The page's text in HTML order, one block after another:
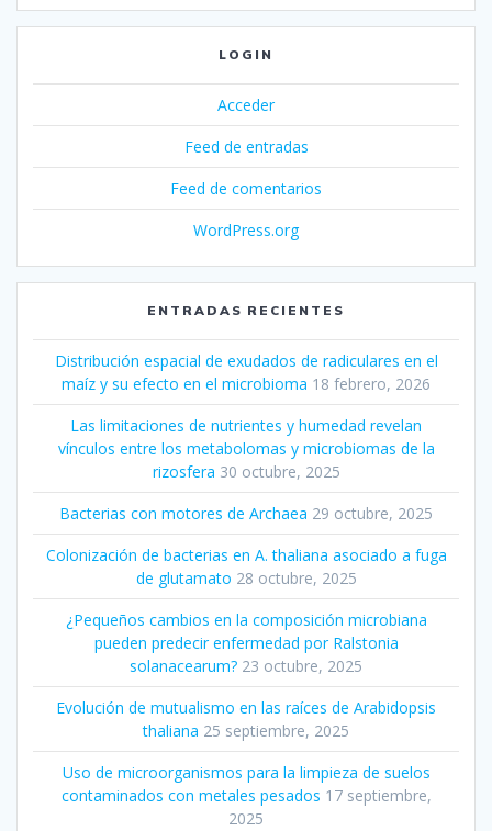
LOGIN
Acceder
Feed de entradas
Feed de comentarios
WordPress.org
ENTRADAS RECIENTES
Distribución espacial de exudados de radiculares en el
maíz y su efecto en el microbioma 18 febrero, 2026
Las limitaciones de nutrientes y humedad revelan
vínculos entre los metabolomas y microbiomas de la
rizosfera 30 octubre, 2025
Bacterias con motores de Archaea 29 octubre, 2025
Colonización de bacterias en A. thaliana asociado a fuga
de glutamato 28 octubre, 2025
¿Pequeños cambios en la composición microbiana
pueden predecir enfermedad por Ralstonia
solanacearum? 23 octubre, 2025
Evolución de mutualismo en las raíces de Arabidopsis
thaliana 25 septiembre, 2025
Uso de microorganismos para la limpieza de suelos
contaminados con metales pesados 17 septiembre,
2025